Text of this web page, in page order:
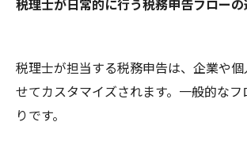
税理士が日常的に行う税務申告フローの
税理士が担当する税務申告は、企業や
せてカスタマイズされます。一般的な
りです。